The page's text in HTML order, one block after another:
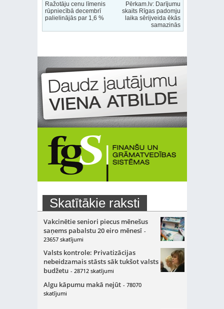
Ražotāju cenu līmenis
rūpniecībā decembrī
palielinājās par 1,6 %
Pērkam.lv: Darījumu
skaits Rīgas padomju
laika sērijveida ēkās
samazinās
Skatītākie raksti
Vakcinētie seniori piecus mēnešus
saņems pabalstu 20 eiro mēnesī -
23657 skatījumi
Valsts kontrole: Privatizācijas
nebeidzamais stāsts sāk tukšot valsts
budžetu - 28712 skatījumi
Algu kāpumu makā nejūt - 78070
skatījumi